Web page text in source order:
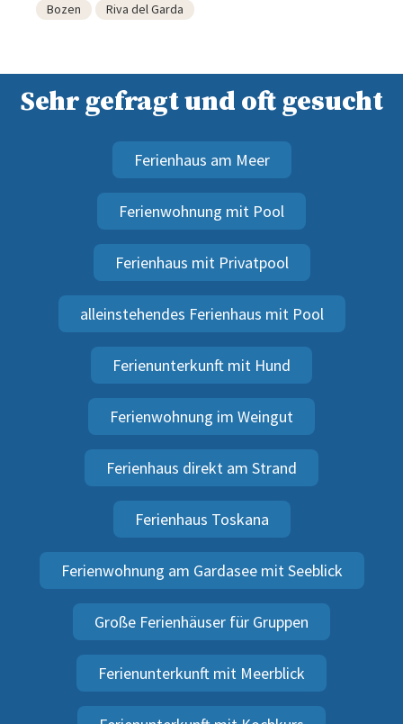
Bozen Riva del Garda
Sehr gefragt und oft gesucht
Ferienhaus am Meer
Ferienwohnung mit Pool
Ferienhaus mit Privatpool
alleinstehendes Ferienhaus mit Pool
Ferienunterkunft mit Hund
Ferienwohnung im Weingut
Ferienhaus direkt am Strand
Ferienhaus Toskana
Ferienwohnung am Gardasee mit Seeblick
Große Ferienhäuser für Gruppen
Ferienunterkunft mit Meerblick